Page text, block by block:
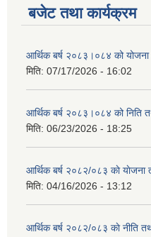
बजेट तथा कार्यक्रम
आर्थिक बर्ष २०८३।०८४ को योजना
मिति: 07/17/2026 - 16:02
आर्थिक बर्ष २०८३।०८४ को निति
मिति: 06/23/2026 - 18:25
आर्थिक बर्ष २०८२/०८३ काे याेजना
मिति: 04/16/2026 - 13:12
आर्थिक बर्ष २०८२/०८३ काे नीति